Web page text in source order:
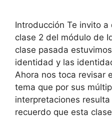
Introducción Te invito
clase 2 del módulo de
clase pasada
identidad y las
Ahora nos toca revisar
tema que por sus
interpretaciones
recuerdo que esta